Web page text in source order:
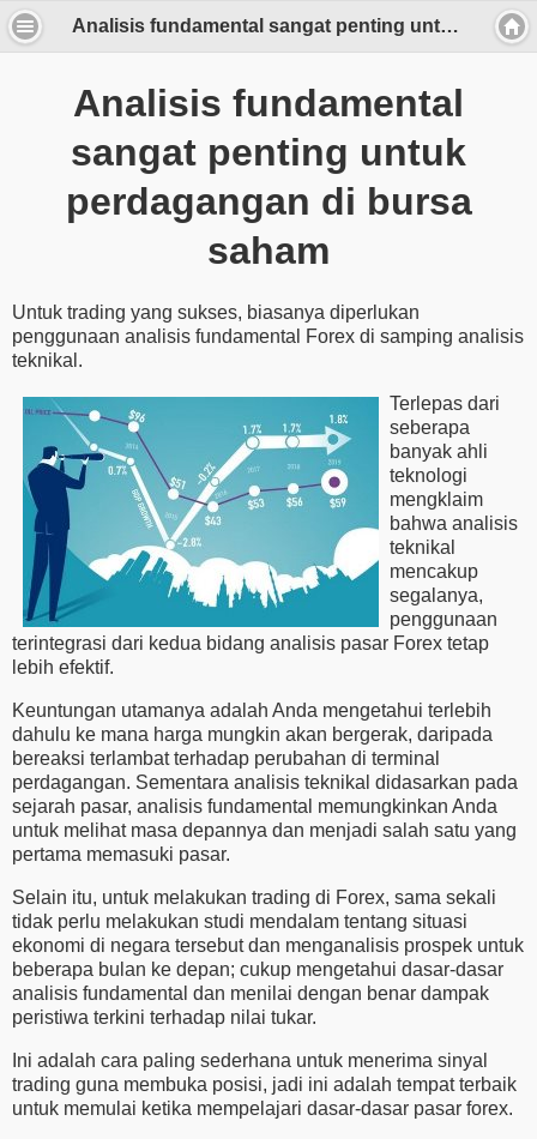
Analisis fundamental sangat penting untuk perdagangan di bursa saham
Analisis fundamental
sangat penting untuk
perdagangan di bursa
saham
Untuk trading yang sukses, biasanya diperlukan
penggunaan analisis fundamental Forex di samping analisis
teknikal.
Terlepas dari
seberapa
banyak ahli
teknologi
mengklaim
bahwa analisis
teknikal
mencakup
segalanya,
penggunaan
terintegrasi dari kedua bidang analisis pasar Forex tetap
lebih efektif.
Keuntungan utamanya adalah Anda mengetahui terlebih
dahulu ke mana harga mungkin akan bergerak, daripada
bereaksi terlambat terhadap perubahan di terminal
perdagangan. Sementara analisis teknikal didasarkan pada
sejarah pasar, analisis fundamental memungkinkan Anda
untuk melihat masa depannya dan menjadi salah satu yang
pertama memasuki pasar.
Selain itu, untuk melakukan trading di Forex, sama sekali
tidak perlu melakukan studi mendalam tentang situasi
ekonomi di negara tersebut dan menganalisis prospek untuk
beberapa bulan ke depan; cukup mengetahui dasar-dasar
analisis fundamental dan menilai dengan benar dampak
peristiwa terkini terhadap nilai tukar.
Ini adalah cara paling sederhana untuk menerima sinyal
trading guna membuka posisi, jadi ini adalah tempat terbaik
untuk memulai ketika mempelajari dasar-dasar pasar forex.